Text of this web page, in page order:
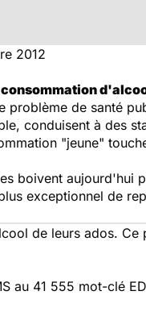
2012
consommation
problème de santé
conduisent à des
"jeune"
boivent aujourd'hui
exceptionnel de
de leurs ados. Ce
au 41 555 mot-clé